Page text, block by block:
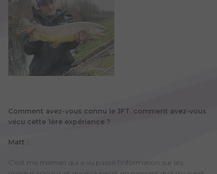
Comment avez-vous connu le JFT, comment avez-vous
vécu cette 1ère expérience ?
Matt :
C'est ma maman qui a vu passé l'information sur les